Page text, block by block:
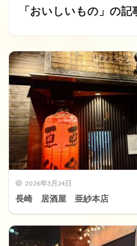
「おいしいもの」の記
2026年3月24日
長崎 居酒屋 亜紗本店